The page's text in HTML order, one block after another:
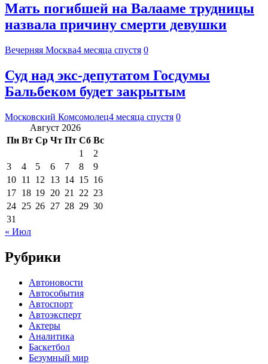
Мать погибшей на Валааме трудницы
назвала причину смерти девушки
Вечерняя Москва4 месяца спустя 0
Суд над экс-депутатом Госдумы
Бальбеком будет закрытым
Московский Комсомолец4 месяца спустя 0
Август 2026
Пн Вт Ср Чт Пт Сб Вс
1
2
3
4 5 6 7 8
9
10 11 12 13 14 15 16
17 18 19 20 21 22 23
24 25 26 27 28 29 30
31
« Июл
Рубрики
Автоновости
Автособытия
Автоспорт
Автоэксперт
Актеры
Аналитика
Баскетбол
Безумный мир